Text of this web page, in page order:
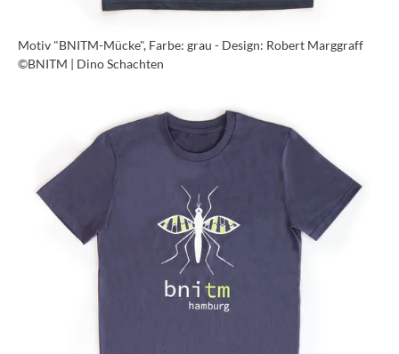
Motiv "BNITM-Mücke", Farbe: grau - Design: Robert Marggraff
©BNITM | Dino Schachten